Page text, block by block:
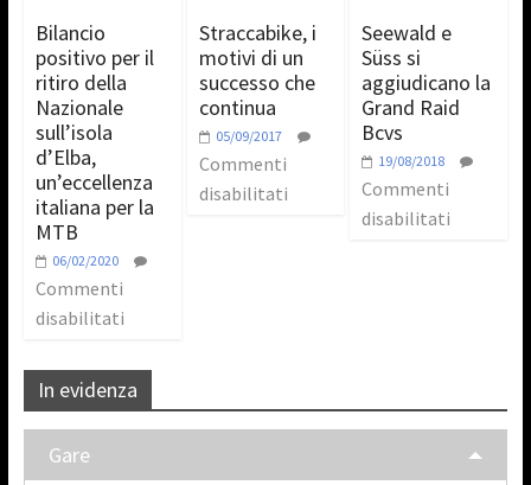
Bilancio
positivo per il
ritiro della
Nazionale
sull’isola
d’Elba,
un’eccellenza
italiana per la
MTB
06/02/2020
Commenti
disabilitati
Straccabike, i
motivi di un
successo che
continua
05/09/2017
Commenti
disabilitati
Seewald e
Süss si
aggiudicano la
Grand Raid
Bcvs
19/08/2018
Commenti
disabilitati
In evidenza
Gare